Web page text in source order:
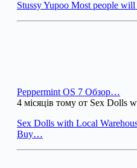
Stussy Yupoo Most people
Peppermint OS 7 Обзор…
4 місяців тому от Sex Dolls
Sex Dolls with Local
Buy…